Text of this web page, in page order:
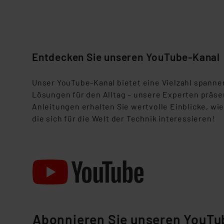
Entdecken Sie unseren YouTube-Kanal
Unser YouTube-Kanal bietet eine Vielzahl
Lösungen für den Alltag – unsere Experten
Anleitungen erhalten Sie wertvolle Einblicke,
die sich für die Welt der Technik interessieren!
Abonnieren Sie unseren